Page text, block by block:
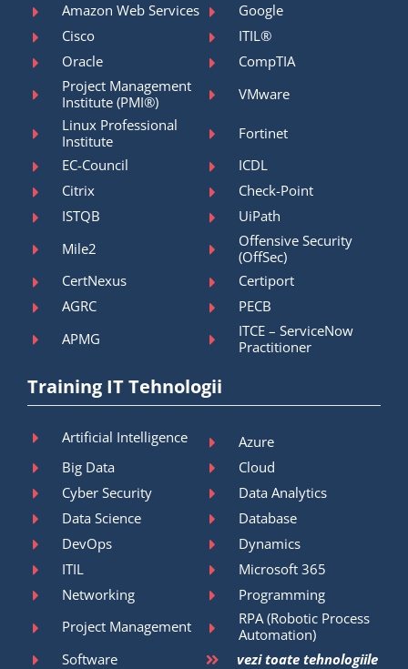
Amazon Web Services
Google
Cisco
ITIL®
Oracle
CompTIA
Project Management
Institute (PMI®)
VMware
Linux Professional
Institute
Fortinet
EC-Council
ICDL
Citrix
Check-Point
ISTQB
UiPath
Mile2
Offensive Security
(OffSec)
CertNexus
Certiport
AGRC
PECB
APMG
ITCE – ServiceNow
Practitioner
Training IT Tehnologii
Artificial Intelligence
Azure
Big Data
Cloud
Cyber Security
Data Analytics
Data Science
Database
DevOps
Dynamics
ITIL
Microsoft 365
Networking
Programming
Project Management
RPA (Robotic Process
Automation)
Software
vezi toate tehnologiile